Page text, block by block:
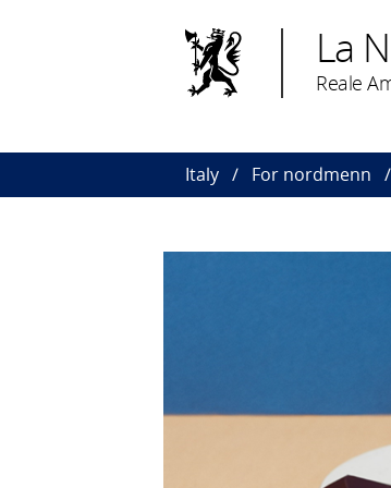
La
Reale
Italy For nordmenn